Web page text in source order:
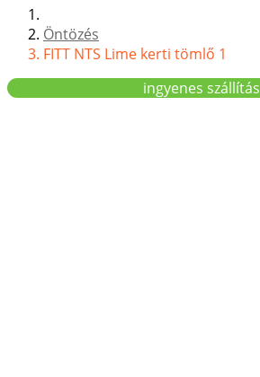
Öntözés
FITT NTS Lime kerti tömlő 1
ingyenes szállítás